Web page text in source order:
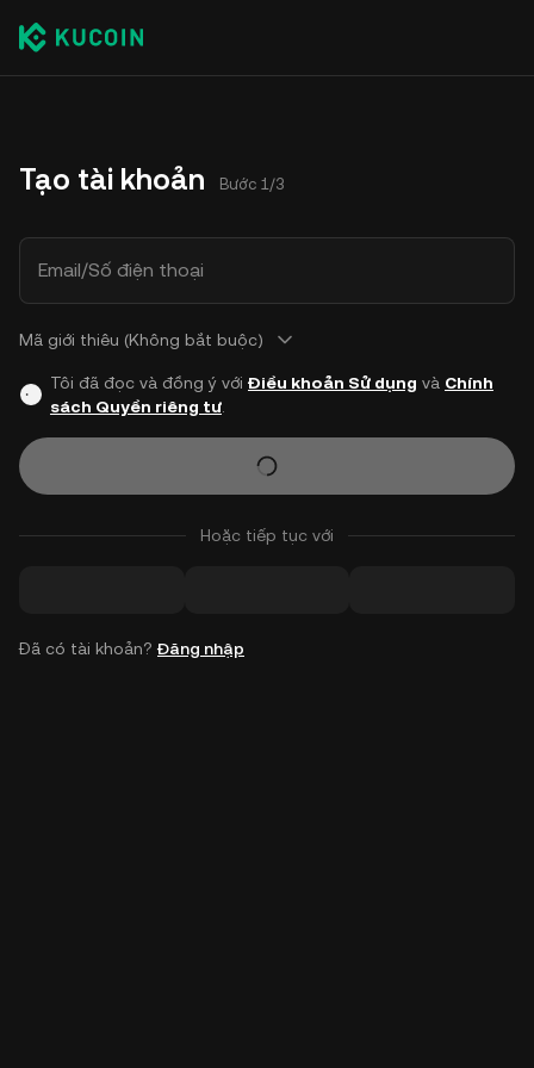
Tạo tài khoản Bước 1/3
Email/Số điện thoại
Mã giới thiêu (Không bắt buộc)
Tôi đã đọc và đồng ý với Điều khoản Sử dụng và Chính
sách Quyền riêng tư.
Hoặc tiếp tục với
Đã có tài khoản? Đăng nhập